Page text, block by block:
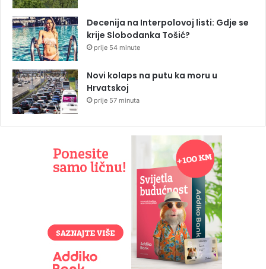
Decenija na Interpolovoj listi: Gdje se
krije Slobodanka Tošić?
prije 54 minute
Novi kolaps na putu ka moru u
Hrvatskoj
prije 57 minuta